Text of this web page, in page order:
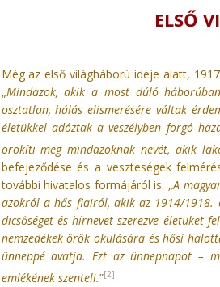
ELSŐ
Még az első világháború ideje alatt,
„Mindazok, akik a most dúló
osztatlan, hálás elismerésére váltak
életükkel adóztak a veszélyben forgó
örökíti meg mindazoknak nevét, akik
befejeződése és a veszteségek
további hivatalos formájáról is. „A
azokról a hős fiairól, akik az 1914/1918.
dicsőséget és hírnevet szerezve életüket
nemzedékek örök okulására és hősi
ünneppé avatja. Ezt az ünnepnapot –
emlékének szenteli.”[2]